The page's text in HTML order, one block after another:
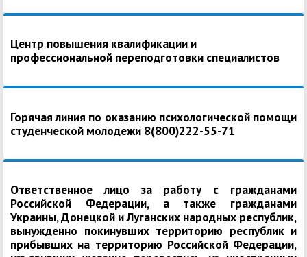
Центр повышения квалификации и
профессиональной переподготовки специалистов
Горячая линия по оказанию психологической помощи
студенческой молодежи 8(800)222-55-71
Ответственное лицо за работу с гражданами
Российской Федерации, а также гражданами
Украины, Донецкой и Луганских народных республик,
вынужденно покинувших территорию республик и
прибывших на территорию Российской Федерации,